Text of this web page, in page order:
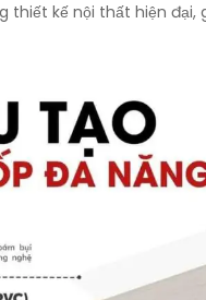
kế nội thất hiện